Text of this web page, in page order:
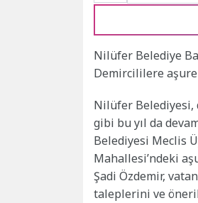
Nilüfer Belediye
Demircililere aşure
Nilüfer Belediyesi,
gibi bu yıl da
Belediyesi Meclis
Mahallesi’ndeki
Şadi Özdemir,
taleplerini ve